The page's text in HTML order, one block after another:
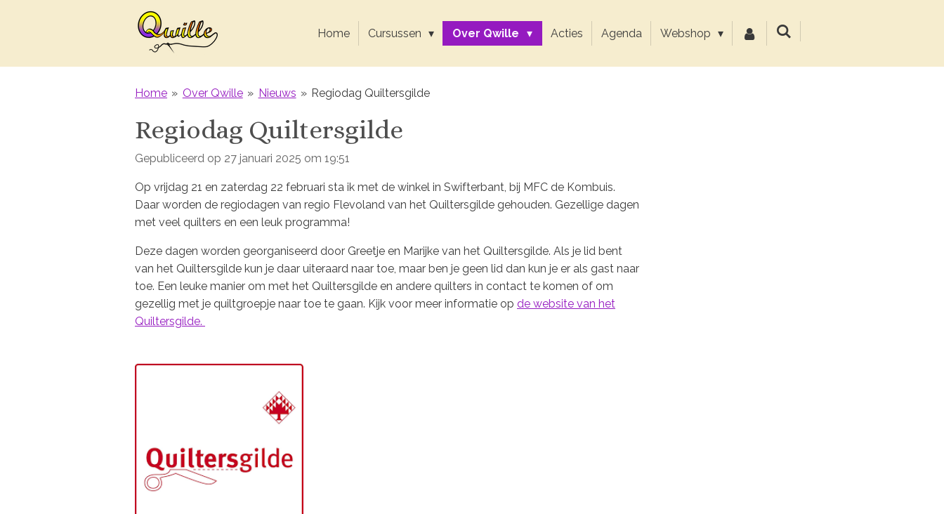
de
Home Cursussen Over Qwille Acties Agenda Webshop
Home » Over Qwille » Nieuws » Regiodag Quiltersgilde
Regiodag Quiltersgilde
Gepubliceerd op 27 januari 2025 om 19:51
Op vrijdag 21 en zaterdag 22 februari sta ik met de winkel in Swifterbant, bij MFC de Kombuis.
Daar worden de regiodagen van regio Flevoland van het Quiltersgilde gehouden. Gezellige dagen
met veel quilters en een leuk programma!
Deze dagen worden georganiseerd door Greetje en Marijke van het Quiltersgilde. Als je lid bent
van het Quiltersgilde kun je daar uiteraard naar toe, maar ben je geen lid dan kun je er als gast naar
toe. Een leuke manier om met het Quiltersgilde en andere quilters in contact te komen of om
gezellig met je quiltgroepje naar toe te gaan. Kijk voor meer informatie op de website van het
Quiltersgilde.